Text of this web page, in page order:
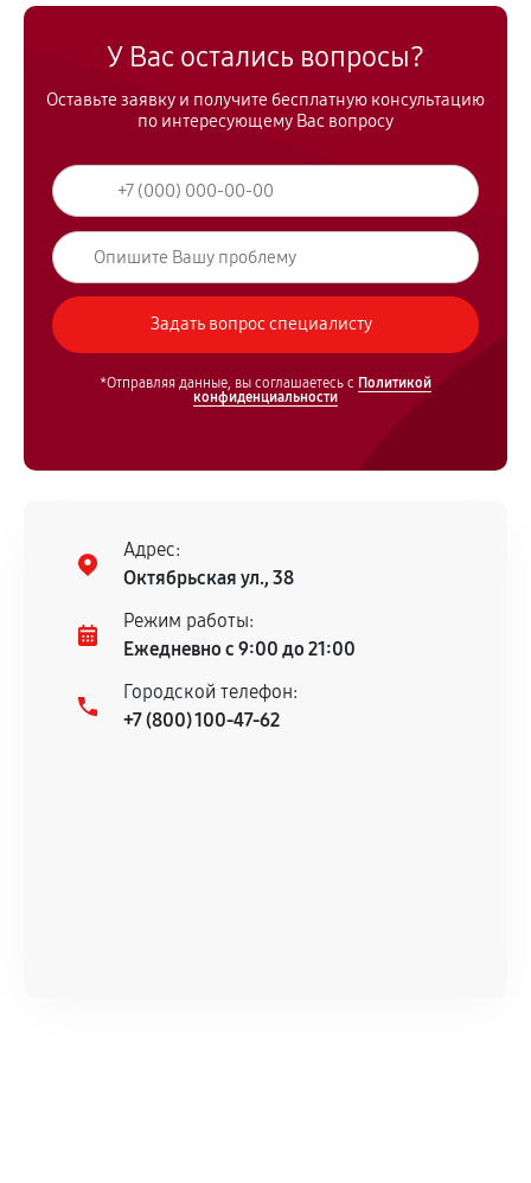
У Вас остались вопросы?
Оставьте заявку и получите бесплатную консультацию
по интересующему Вас вопросу
*Отправляя данные, вы соглашаетесь с Политикой
конфиденциальности
Адрес:
Октябрьская ул., 38
Режим работы:
Ежедневно с 9:00 до 21:00
Городской телефон:
+7 (800) 100-47-62